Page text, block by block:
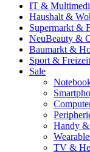
IT &
Haushalt &
Supermarkt &
NeuBeauty &
Baumarkt &
Sport & Freizeit
Sale
Handy
TV &